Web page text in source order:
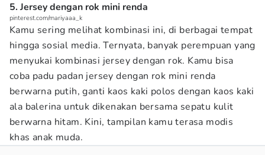
5. Jersey dengan rok mini renda
pinterest.com/mariyaaa_k
Kamu sering melihat kombinasi ini, di berbagai tempat
hingga sosial media. Ternyata, banyak perempuan yang
menyukai kombinasi jersey dengan rok. Kamu bisa
coba padu padan jersey dengan rok mini renda
berwarna putih, ganti kaos kaki polos dengan kaos kaki
ala balerina untuk dikenakan bersama sepatu kulit
berwarna hitam. Kini, tampilan kamu terasa modis
khas anak muda.